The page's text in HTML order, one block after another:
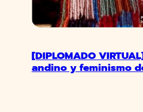
[DIPLOMADO
andino y feminismo